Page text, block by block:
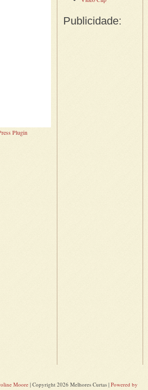
Plugin
Publicidade:
Moore| Copyright 2026 Melhores Curtas | Powered by